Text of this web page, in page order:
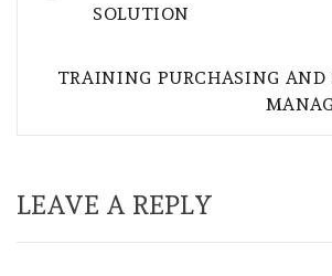
SOLUTION
TRAINING PURCHASING AND
LEAVE A REPLY